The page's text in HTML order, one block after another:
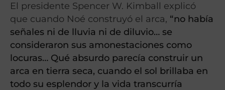
El presidente Spencer W. Kimball explicó
que cuando Noé construyó el arca, “no había
señales ni de lluvia ni de diluvio… se
consideraron sus amonestaciones como
locuras… Qué absurdo parecía construir un
arca en tierra seca, cuando el sol brillaba en
todo su esplendor y la vida transcurría